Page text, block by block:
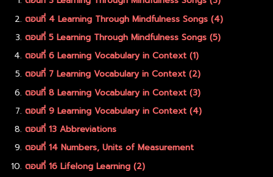
ตอนที่ 4 Learning Through Mindfulness Songs (4)
ตอนที่ 5 Learning Through Mindfulness Songs (5)
ตอนที่ 6 Learning Vocabulary in Context (1)
ตอนที่ 7 Learning Vocabulary in Context (2)
ตอนที่ 8 Learning Vocabulary in Context (3)
ตอนที่ 9 Learning Vocabulary in Context (4)
ตอนที่ 13 Abbreviations
ตอนที่ 14 Numbers, Units of Measurement
ตอนที่ 16 Lifelong Learning (2)